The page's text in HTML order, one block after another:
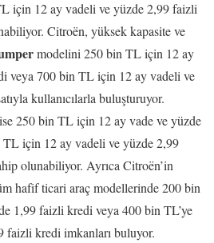
için 12 ay vadeli ve yüzde 2,99 faizli
Citroën, yüksek kapasite ve
modelini 250 bin TL için 12 ay
veya 700 bin TL için 12 ay vadeli ve
kullanıcılarla buluşturuyor.
250 bin TL için 12 ay vade ve yüzde
için 12 ay vadeli ve yüzde 2,99
olunabiliyor. Ayrıca Citroën’in
hafif ticari araç modellerinde 200 bin
1,99 faizli kredi veya 400 bin TL’ye
faizli kredi imkanları buluyor.